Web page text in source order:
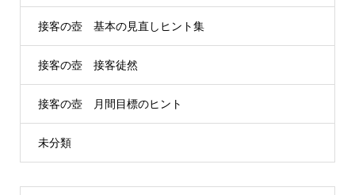
接客の壺 基本の見直しヒント集
接客の壺 接客徒然
接客の壺 月間目標のヒント
未分類